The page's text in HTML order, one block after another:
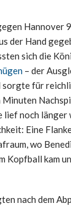
Hannover
der Hand
sich die
– der
sorgte für
Minuten
lief noch länger
Eine
wo
Kopfball kam
nach dem